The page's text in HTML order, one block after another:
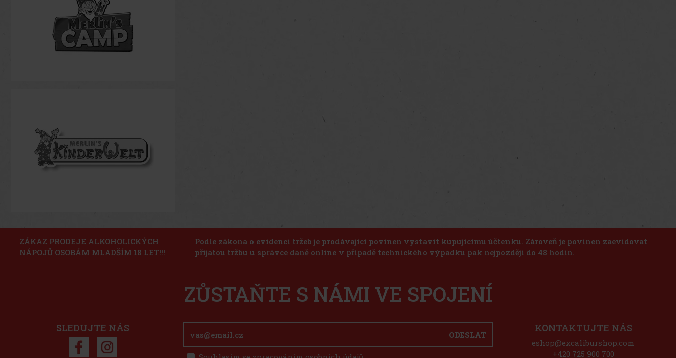
ZÁKAZ PRODEJE ALKOHOLICKÝCH
NÁPOJŮ OSOBÁM MLADŠÍM 18 LET!!!
Podle zákona o evidenci tržeb je prodávající povinen vystavit kupujícímu účtenku. Zároveň je povinen zaevidovat
přijatou tržbu u správce daně online v případě technického výpadku pak nejpozději do 48 hodin.
ZŮSTAŇTE S NÁMI VE SPOJENÍ
SLEDUJTE NÁS
ODESLAT
KONTAKTUJTE NÁS
eshop@excaliburshop.com
+420 725 900 700